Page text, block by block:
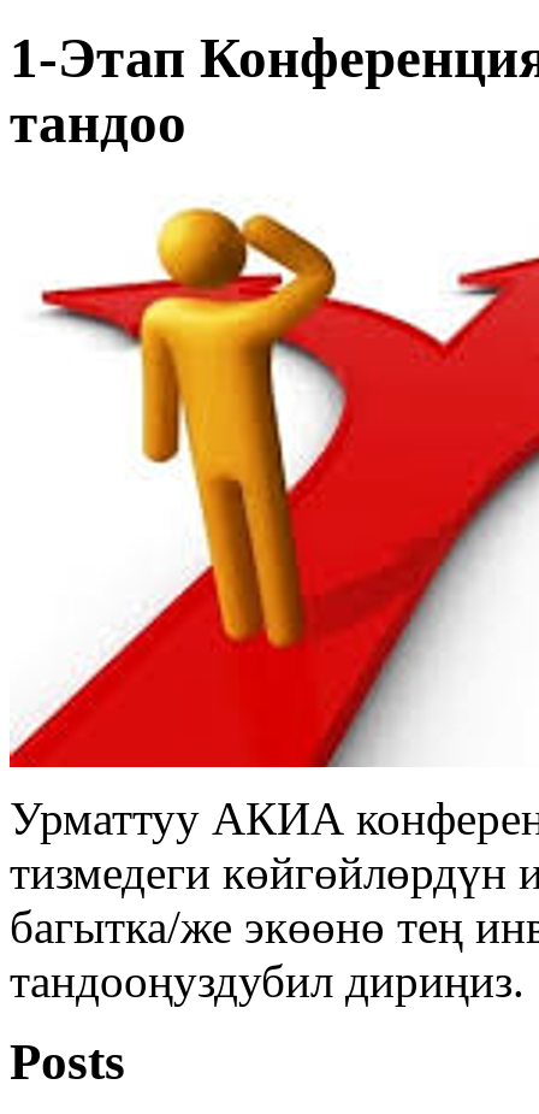
1-Этап
тандоо
Урматтуу АКИА
тизмедеги
багытка/же экөөнө тең
тандооңуздубил дириңиз.
Posts